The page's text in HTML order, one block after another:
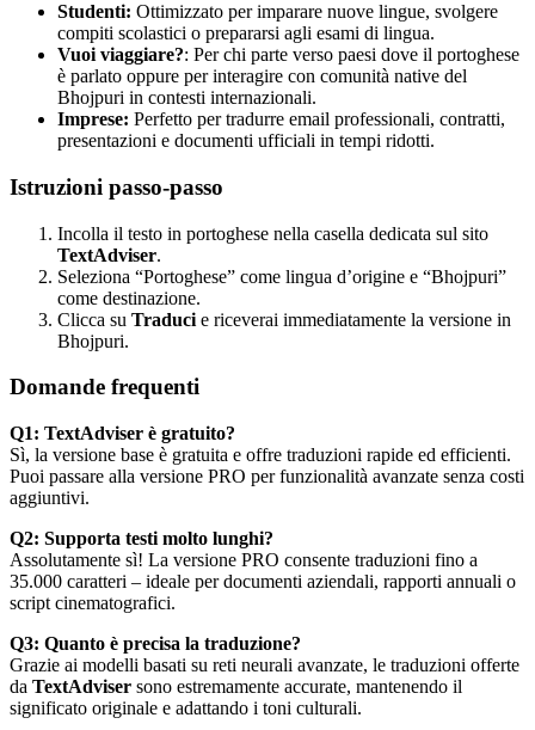
Studenti: Ottimizzato per imparare nuove lingue, svolgere
compiti scolastici o prepararsi agli esami di lingua.
Vuoi viaggiare?: Per chi parte verso paesi dove il portoghese
è parlato oppure per interagire con comunità native del
Bhojpuri in contesti internazionali.
Imprese: Perfetto per tradurre email professionali, contratti,
presentazioni e documenti ufficiali in tempi ridotti.
Istruzioni passo-passo
Incolla il testo in portoghese nella casella dedicata sul sito
TextAdviser.
Seleziona “Portoghese” come lingua d’origine e “Bhojpuri”
come destinazione.
Clicca su Traduci e riceverai immediatamente la versione in
Bhojpuri.
Domande frequenti
Q1: TextAdviser è gratuito?
Sì, la versione base è gratuita e offre traduzioni rapide ed efficienti.
Puoi passare alla versione PRO per funzionalità avanzate senza costi
aggiuntivi.
Q2: Supporta testi molto lunghi?
Assolutamente sì! La versione PRO consente traduzioni fino a
35.000 caratteri – ideale per documenti aziendali, rapporti annuali o
script cinematografici.
Q3: Quanto è precisa la traduzione?
Grazie ai modelli basati su reti neurali avanzate, le traduzioni offerte
da TextAdviser sono estremamente accurate, mantenendo il
significato originale e adattando i toni culturali.